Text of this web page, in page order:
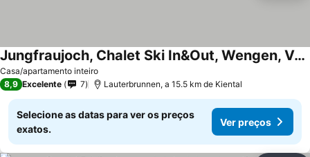
Casa/apartamento inteiro
Jungfraujoch, Chalet Ski In&Out, Wengen, Valley view
8,9 Excelente 7 Lauterbrunnen, a 15.5 km de Kiental
Selecione as datas para ver os preços
exatos.
Ver preços